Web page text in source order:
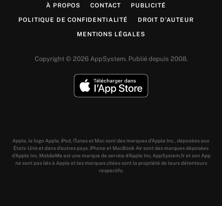
À PROPOS CONTACT PUBLICITÉ
POLITIQUE DE CONFIDENTIALITÉ DROIT D’AUTEUR
MENTIONS LÉGALES
Copyright © 2026 AppSystem. Publié depuis 2008.
Apple, le logo Apple, iPod, iTunes et Mac sont des marques d’Apple Inc., déposées aux
États-Unis et dans d’autres pays. iPhone et MacBook Air sont des marques déposées
d’Apple Inc. MobileMe est une marque de service d’Apple Inc. AppSystem.fr et son App
ne sont pas liés à Apple et les marques citées sont la propriété de leurs détenteurs
respectifs.